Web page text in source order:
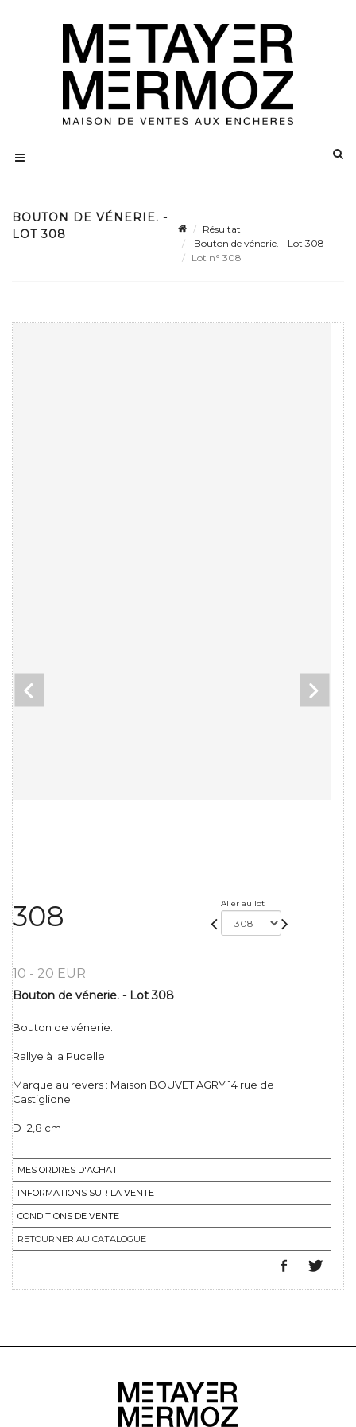
BOUTON DE VÉNERIE. -
LOT 308
Résultat
Bouton de vénerie. - Lot 308
Lot n° 308
308 Aller au lot
10 - 20 EUR
Bouton de vénerie. - Lot 308
Bouton de vénerie.
Rallye à la Pucelle.
Marque au revers : Maison BOUVET AGRY 14 rue de
Castiglione
D_2,8 cm
MES ORDRES D'ACHAT
INFORMATIONS SUR LA VENTE
CONDITIONS DE VENTE
RETOURNER AU CATALOGUE